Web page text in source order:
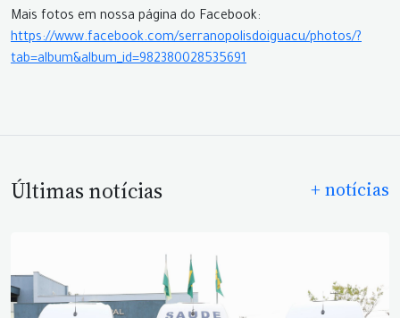
Mais fotos em nossa página do Facebook:
https://www.facebook.com/serranopolisdoiguacu/photos/?
tab=album&album_id=982380028535691
Últimas notícias + notícias